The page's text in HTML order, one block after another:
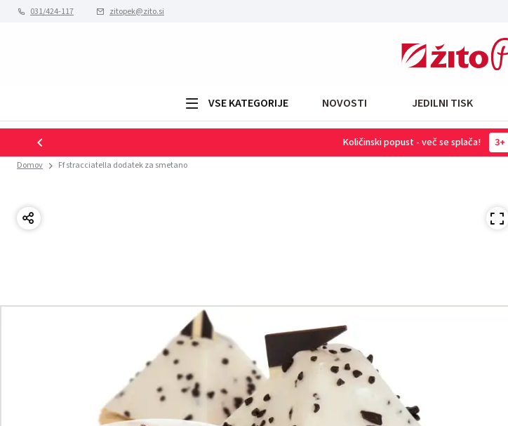
031/424-117 zitopek@zito.si
VSE KATEGORIJE NOVOSTI JEDILNI TISK
Količinski popust - več se splača! 3
Domov Ff stracciatella dodatek za smetano